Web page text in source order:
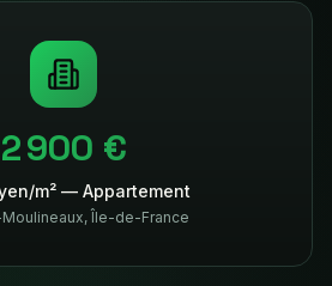
2 900 €
m² — Appartement
, Île-de-France